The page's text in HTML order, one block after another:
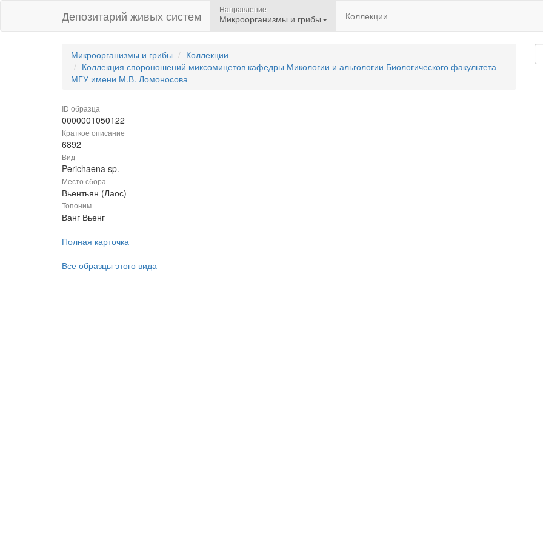
Депозитарий живых систем Направление
Микроорганизмы и грибы Коллекции
Микроорганизмы и грибы
Коллекции
Коллекция спороношений миксомицетов кафедры Микологии и альгологии Биологического факультета
МГУ имени М.В. Ломоносова
ID образца
0000001050122
Краткое описание
6892
Вид
Perichaena sp.
Место сбора
Вьентьян (Лаос)
Топоним
Ванг Вьенг
Полная карточка
Все образцы этого вида